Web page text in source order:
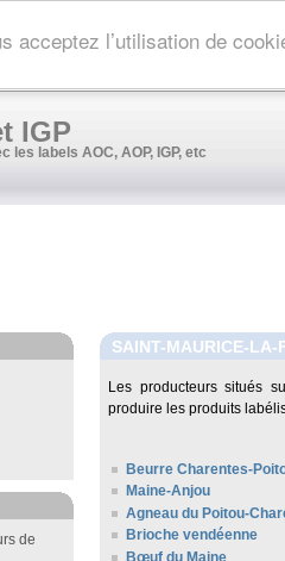
acceptez l’utilisation de
IGP
les labels AOC, AOP, IGP, etc
de
SAINT-MAURICE-LA-
Les producteurs situés
produire les produits
Beurre Charentes-
Maine-Anjou
Agneau du Poitou-
Brioche vendéenne
Bœuf du Maine